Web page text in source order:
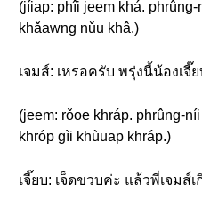
(jíiap: phîi jeem khá.
khǎawng nǔu khâ.)
เจมส์: เหรอครับ พรุ่งนี้น้องเ
(jeem: rǒoe khráp. phrûng-
khróp gìi khùuap khráp.)
เจี๊ยบ: เจ็ดขวบค่ะ แล้วพี่เจมส์